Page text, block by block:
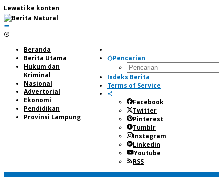
Lewati ke konten
Pencarian
Indeks Berita
Terms of Service
Facebook
Twitter
Pinterest
Tumblr
Instagram
Linkedin
Youtube
RSS
Beranda
Berita Utama
Hukum dan
Kriminal
Nasional
Advertorial
Ekonomi
Pendidikan
Provinsi Lampung